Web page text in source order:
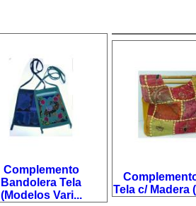
Complemento
Bandolera Tela
(Modelos Vari...
Tela c/ Madera